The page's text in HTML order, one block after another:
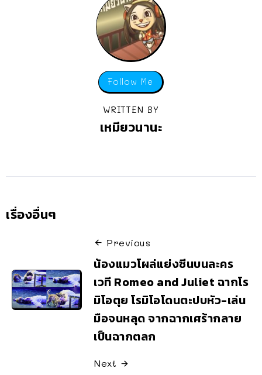
Follow Me
WRITTEN BY
เหมียวนานะ
เรื่องอื่นๆ
Previous
น้องแมวโผล่แย่งซีนบนละคร
เวที Romeo and Juliet ฉากโร
มิโอตุย โรมิโอโดนตะปบหัว-เล่น
มือจนหลุด จากฉากเศร้ากลาย
เป็นฉากตลก
Next